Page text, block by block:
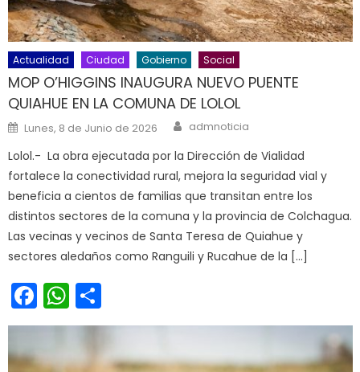
Actualidad Ciudad Gobierno Social
MOP O’HIGGINS INAUGURA NUEVO PUENTE
QUIAHUE EN LA COMUNA DE LOLOL
Posted on
Lunes, 8 de Junio de 2026 Author
admnoticia
Lolol.- La obra ejecutada por la Dirección de Vialidad
fortalece la conectividad rural, mejora la seguridad vial y
beneficia a cientos de familias que transitan entre los
distintos sectores de la comuna y la provincia de Colchagua.
Las vecinas y vecinos de Santa Teresa de Quiahue y
sectores aledaños como Ranguili y Rucahue de la […]
Facebook
WhatsApp